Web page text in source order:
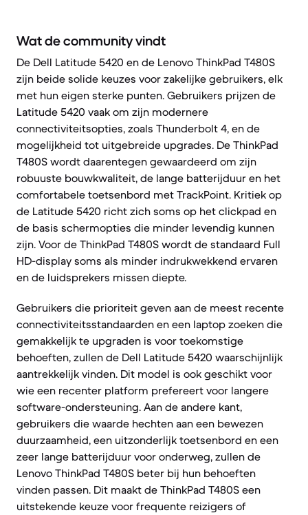
Wat de community vindt
De Dell Latitude 5420 en de Lenovo ThinkPad T480S
zijn beide solide keuzes voor zakelijke gebruikers, elk
met hun eigen sterke punten. Gebruikers prijzen de
Latitude 5420 vaak om zijn modernere
connectiviteitsopties, zoals Thunderbolt 4, en de
mogelijkheid tot uitgebreide upgrades. De ThinkPad
T480S wordt daarentegen gewaardeerd om zijn
robuuste bouwkwaliteit, de lange batterijduur en het
comfortabele toetsenbord met TrackPoint. Kritiek op
de Latitude 5420 richt zich soms op het clickpad en
de basis schermopties die minder levendig kunnen
zijn. Voor de ThinkPad T480S wordt de standaard Full
HD-display soms als minder indrukwekkend ervaren
en de luidsprekers missen diepte.
Gebruikers die prioriteit geven aan de meest recente
connectiviteitsstandaarden en een laptop zoeken die
gemakkelijk te upgraden is voor toekomstige
behoeften, zullen de Dell Latitude 5420 waarschijnlijk
aantrekkelijk vinden. Dit model is ook geschikt voor
wie een recenter platform prefereert voor langere
software-ondersteuning. Aan de andere kant,
gebruikers die waarde hechten aan een bewezen
duurzaamheid, een uitzonderlijk toetsenbord en een
zeer lange batterijduur voor onderweg, zullen de
Lenovo ThinkPad T480S beter bij hun behoeften
vinden passen. Dit maakt de ThinkPad T480S een
uitstekende keuze voor frequente reizigers of